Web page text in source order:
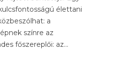
élettani
a
színre az
főszereplői: az...